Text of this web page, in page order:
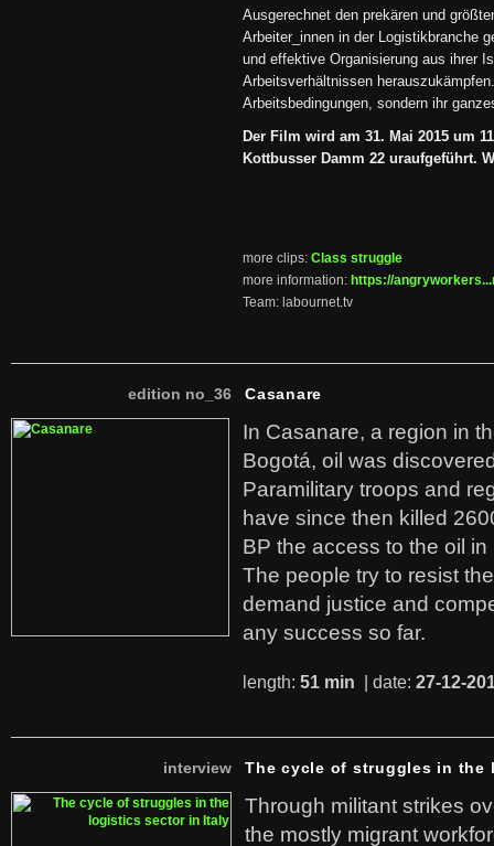
Ausgerechnet den prekären und
Arbeiter_innen in der Logistikbranche
und effektive Organisierung aus ihrer
Arbeitsverhältnissen
Arbeitsbedingungen, sondern ihr
Der Film wird am 31. Mai 2015 um
Kottbusser Damm 22 uraufgeführt.
more clips: Class struggle
more information: https://
Team: labournet.tv
edition no_36 Casanare
In Casanare, a region in
Bogotá, oil was
Paramilitary troops and
have since then killed
BP the access to the oil in
The people try to resist
demand justice and
any success so far.
length: 51 min | date: 27-12-
interview The cycle of struggles in
Through militant strikes
the mostly migrant